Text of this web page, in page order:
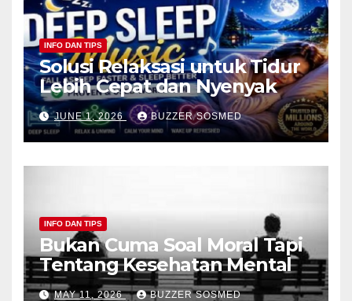
INFO DAN TIPS
Solusi Relaksasi untuk Tidur
Lebih Cepat dan Nyenyak
JUNE 1, 2026 BUZZER SOSMED
INFO DAN TIPS
Bukan Cuma Soal Moral Tapi
Tentang Kesehatan Mental
MAY 11, 2026 BUZZER SOSMED